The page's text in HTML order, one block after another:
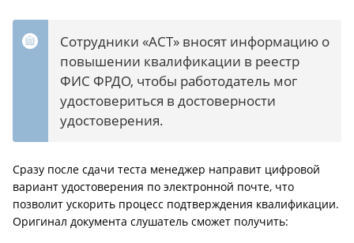
Сотрудники «АСТ» вносят информацию о
повышении квалификации в реестр
ФИС ФРДО, чтобы работодатель мог
удостовериться в достоверности
удостоверения.
Сразу после сдачи теста менеджер направит цифровой
вариант удостоверения по электронной почте, что
позволит ускорить процесс подтверждения квалификации.
Оригинал документа слушатель сможет получить: